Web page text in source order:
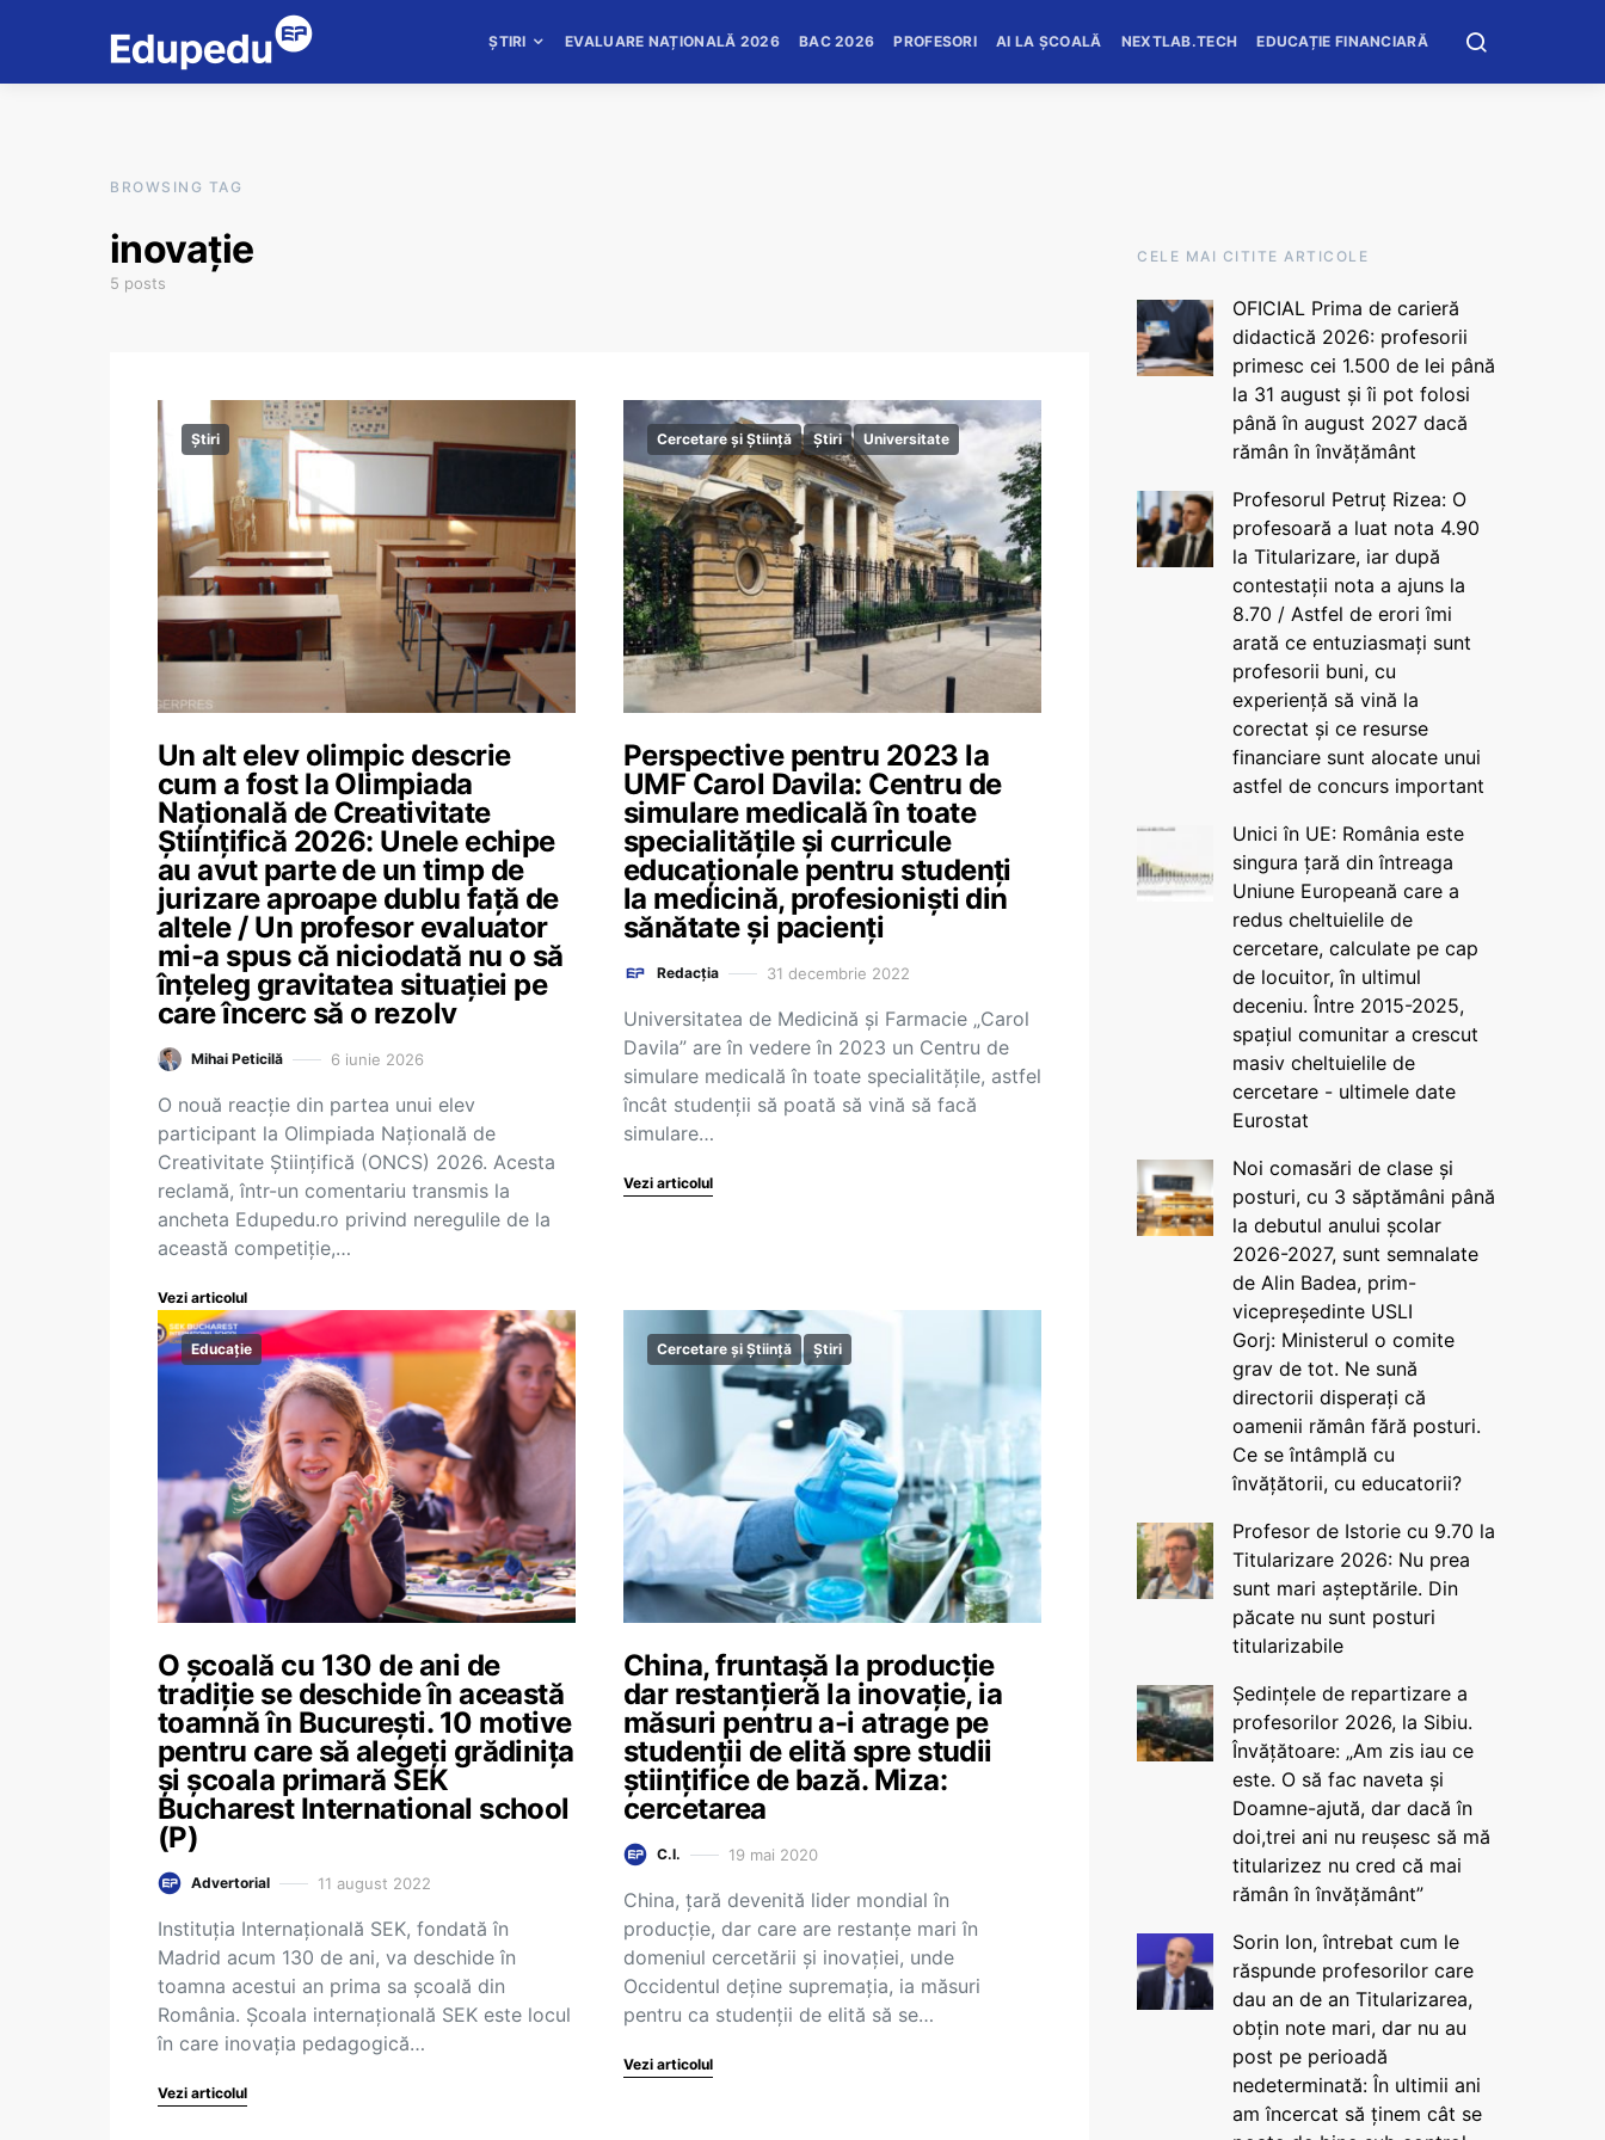
ȘTIRI EVALUARE NAȚIONALĂ 2026 BAC 2026 PROFESORI AI LA ȘCOALĂ NEXTLAB.TECH EDUCAȚIE FINANCIARĂ
BROWSING TAG
inovație
5 posts
Știri
Un alt elev olimpic descrie
cum a fost la Olimpiada
Națională de Creativitate
Științifică 2026: Unele echipe
au avut parte de un timp de
jurizare aproape dublu față de
altele / Un profesor evaluator
mi-a spus că niciodată nu o să
înțeleg gravitatea situației pe
care încerc să o rezolv
Mihai Peticilă 6 iunie 2026
O nouă reacție din partea unui elev
participant la Olimpiada Națională de
Creativitate Științifică (ONCS) 2026. Acesta
reclamă, într-un comentariu transmis la
ancheta Edupedu.ro privind neregulile de la
această competiție,…
Vezi articolul
Cercetare și Știință Știri Universitate
Perspective pentru 2023 la
UMF Carol Davila: Centru de
simulare medicală în toate
specialitățile și curricule
educaționale pentru studenți
la medicină, profesioniști din
sănătate și pacienți
Redacția 31 decembrie 2022
Universitatea de Medicină și Farmacie „Carol
Davila” are în vedere în 2023 un Centru de
simulare medicală în toate specialitățile, astfel
încât studenții să poată să vină să facă
simulare…
Vezi articolul
Educație
O școală cu 130 de ani de
tradiție se deschide în această
toamnă în București. 10 motive
pentru care să alegeți grădinița
și școala primară SEK
Bucharest International school
(P)
Advertorial 11 august 2022
Instituția Internațională SEK, fondată în
Madrid acum 130 de ani, va deschide în
toamna acestui an prima sa școală din
România. Școala internațională SEK este locul
în care inovația pedagogică…
Vezi articolul
Cercetare și Știință Știri
China, fruntașă la producție
dar restanțieră la inovație, ia
măsuri pentru a-i atrage pe
studenții de elită spre studii
științifice de bază. Miza:
cercetarea
C.I. 19 mai 2020
China, țară devenită lider mondial în
producție, dar care are restanțe mari în
domeniul cercetării și inovației, unde
Occidentul deține supremația, ia măsuri
pentru ca studenții de elită să se…
Vezi articolul
CELE MAI CITITE ARTICOLE
OFICIAL Prima de carieră
didactică 2026: profesorii
primesc cei 1.500 de lei până
la 31 august și îi pot folosi
până în august 2027 dacă
rămân în învățământ
Profesorul Petruț Rizea: O
profesoară a luat nota 4.90
la Titularizare, iar după
contestații nota a ajuns la
8.70 / Astfel de erori îmi
arată ce entuziasmați sunt
profesorii buni, cu
experiență să vină la
corectat și ce resurse
financiare sunt alocate unui
astfel de concurs important
Unici în UE: România este
singura țară din întreaga
Uniune Europeană care a
redus cheltuielile de
cercetare, calculate pe cap
de locuitor, în ultimul
deceniu. Între 2015-2025,
spațiul comunitar a crescut
masiv cheltuielile de
cercetare - ultimele date
Eurostat
Noi comasări de clase și
posturi, cu 3 săptămâni până
la debutul anului școlar
2026-2027, sunt semnalate
de Alin Badea, prim-
vicepreședinte USLI
Gorj: Ministerul o comite
grav de tot. Ne sună
directorii disperați că
oamenii rămân fără posturi.
Ce se întâmplă cu
învățătorii, cu educatorii?
Profesor de Istorie cu 9.70 la
Titularizare 2026: Nu prea
sunt mari așteptările. Din
păcate nu sunt posturi
titularizabile
Ședințele de repartizare a
profesorilor 2026, la Sibiu.
Învățătoare: „Am zis iau ce
este. O să fac naveta și
Doamne-ajută, dar dacă în
doi,trei ani nu reușesc să mă
titularizez nu cred că mai
rămân în învățământ”
Sorin Ion, întrebat cum le
răspunde profesorilor care
dau an de an Titularizarea,
obțin note mari, dar nu au
post pe perioadă
nedeterminată: În ultimii ani
am încercat să ținem cât se